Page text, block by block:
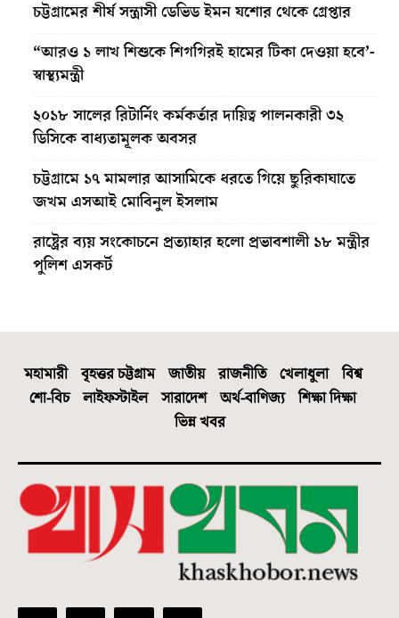
চট্টগ্রামের শীর্ষ সন্ত্রাসী ডেভিড ইমন যশোর থেকে গ্রেপ্তার
“আরও ১ লাখ শিশুকে শিগগিরই হামের টিকা দেওয়া হবে’-
স্বাস্থ্যমন্ত্রী
২০১৮ সালের রিটার্নিং কর্মকর্তার দায়িত্ব পালনকারী ৩২
ডিসিকে বাধ্যতামূলক অবসর
চট্টগ্রামে ১৭ মামলার আসামিকে ধরতে গিয়ে ছুরিকাঘাতে
জখম এসআই মোবিনুল ইসলাম
রাষ্ট্রের ব্যয় সংকোচনে প্রত্যাহার হলো প্রভাবশালী ১৮ মন্ত্রীর
পুলিশ এসকর্ট
মহামারী বৃহত্তর চট্টগ্রাম জাতীয় রাজনীতি খেলাধুলা
বিশ্ব
শো-বিচ
লাইফস্টাইল সারাদেশ অর্থ-বাণিজ্য
শিক্ষা দিক্ষা
ভিন্ন খবর